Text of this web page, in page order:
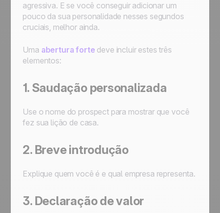
agressiva. E se você conseguir adicionar um
pouco da sua personalidade nesses segundos
cruciais, melhor ainda.
Uma abertura forte deve incluir estes três
elementos:
1. Saudação personalizada
Use o nome do prospect para mostrar que você
fez sua lição de casa.
2. Breve introdução
Explique quem você é e qual empresa representa.
3. Declaração de valor